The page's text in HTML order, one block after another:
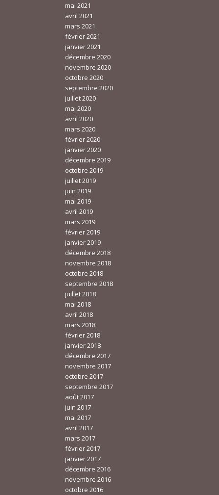
mai 2021
avril 2021
mars 2021
février 2021
janvier 2021
décembre 2020
novembre 2020
octobre 2020
septembre 2020
juillet 2020
mai 2020
avril 2020
mars 2020
février 2020
janvier 2020
décembre 2019
octobre 2019
juillet 2019
juin 2019
mai 2019
avril 2019
mars 2019
février 2019
janvier 2019
décembre 2018
novembre 2018
octobre 2018
septembre 2018
juillet 2018
mai 2018
avril 2018
mars 2018
février 2018
janvier 2018
décembre 2017
novembre 2017
octobre 2017
septembre 2017
août 2017
juin 2017
mai 2017
avril 2017
mars 2017
février 2017
janvier 2017
décembre 2016
novembre 2016
octobre 2016